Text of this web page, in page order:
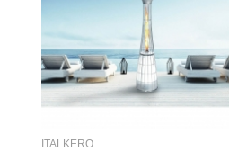
ITALKERO